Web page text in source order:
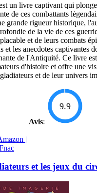
un livre captivant qui
de ces combattants
grande rigueur historique,
de la vie de ces
et de leurs combats
et les anecdotes captivantes
de l'Antiquité. Ce livre
d'histoire et offre une
et de leur univers
Avis:
9.9
|
et les jeux du